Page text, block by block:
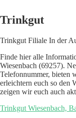
Trinkgut
Trinkgut Filiale In der
Finde hier alle
Wiesenbach (69257).
Telefonnummer, bieten
erleichtern euch so den
zeigen wir euch auch
Trinkgut Wiesenbach,